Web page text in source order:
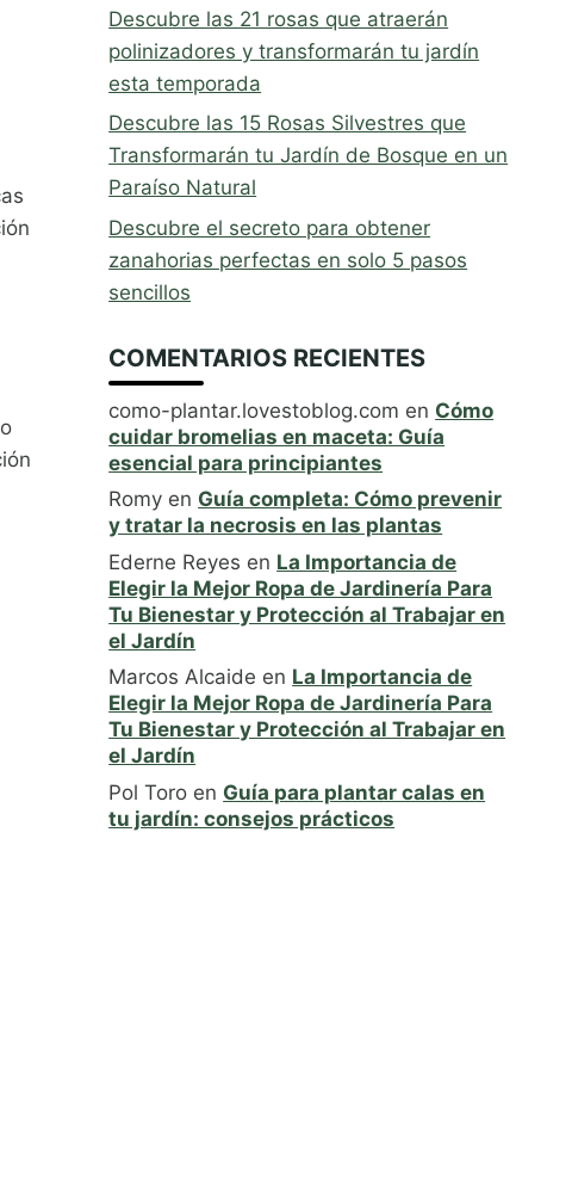
Descubre las 21 rosas que atraerán
polinizadores y transformarán tu jardín
esta temporada
Descubre las 15 Rosas Silvestres que
Transformarán tu Jardín de Bosque en un
Paraíso Natural
Descubre el secreto para obtener
zanahorias perfectas en solo 5 pasos
sencillos
COMENTARIOS RECIENTES
como-plantar.lovestoblog.com en Cómo
cuidar bromelias en maceta: Guía
esencial para principiantes
Romy en Guía completa: Cómo prevenir
y tratar la necrosis en las plantas
Ederne Reyes en La Importancia de
Elegir la Mejor Ropa de Jardinería Para
Tu Bienestar y Protección al Trabajar en
el Jardín
Marcos Alcaide en La Importancia de
Elegir la Mejor Ropa de Jardinería Para
Tu Bienestar y Protección al Trabajar en
el Jardín
Pol Toro en Guía para plantar calas en
tu jardín: consejos prácticos